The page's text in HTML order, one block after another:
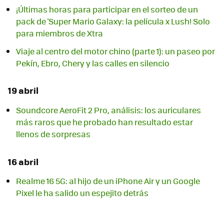
¡Últimas horas para participar en el sorteo de un
pack de 'Super Mario Galaxy: la película x Lush! Solo
para miembros de Xtra
Viaje al centro del motor chino (parte 1): un paseo por
Pekín, Ebro, Chery y las calles en silencio
19 abril
Soundcore AeroFit 2 Pro, análisis: los auriculares
más raros que he probado han resultado estar
llenos de sorpresas
16 abril
Realme 16 5G: al hijo de un iPhone Air y un Google
Pixel le ha salido un espejito detrás